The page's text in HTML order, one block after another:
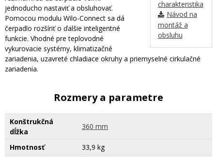
charakteristika
Návod na
montáž a
obsluhu
jednoducho nastaviť a obsluhovať.
Pomocou modulu Wilo-Connect sa dá
čerpadlo rozšíriť o ďalšie inteligentné
funkcie. Vhodné pre teplovodné
vykurovacie systémy, klimatizačné
zariadenia, uzavreté chladiace okruhy a priemyselné cirkulačné
zariadenia.
Rozmery a parametre
Konštrukčná
dĺžka
360 mm
Hmotnosť
33,9 kg